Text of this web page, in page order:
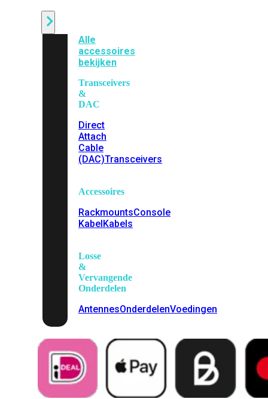
Alle
accessoires
bekijken
Transceivers
&
DAC
Direct
Attach
Cable
(DAC)Transceivers
Accessoires
RackmountsConsole
KabelKabels
Losse
&
Vervangende
Onderdelen
AntennesOnderdelenVoedingen